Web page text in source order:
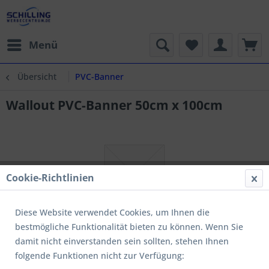
Menü
Übersicht PVC-Banner
Wallout PVC-Banner 50cm x 100cm
Cookie-Richtlinien
Diese Website verwendet Cookies, um Ihnen die
bestmögliche Funktionalität bieten zu können. Wenn Sie
damit nicht einverstanden sein sollten, stehen Ihnen
folgende Funktionen nicht zur Verfügung: